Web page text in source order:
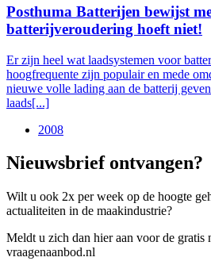
Posthuma Batterijen bewijst
batterijveroudering hoeft niet!
Er zijn heel wat laadsystemen voor
hoogfrequente zijn populair en mede
nieuwe volle lading aan de batterij
laads[...]
2008
Nieuwsbrief ontvangen?
Wilt u ook 2x per week op de hoogte
actualiteiten in de maakindustrie?
Meldt u zich dan hier aan voor de gratis
vraagenaanbod.nl